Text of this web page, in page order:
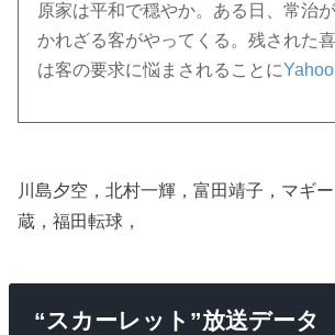
原家は平和で穏やか。ある日、常治
かれざる客がやってくる。残された
は客の要求に悩まされることに
川島夕空，北村一輝，富田靖子，マギ
蔵，福田転球，
“スカーレット”放送データ